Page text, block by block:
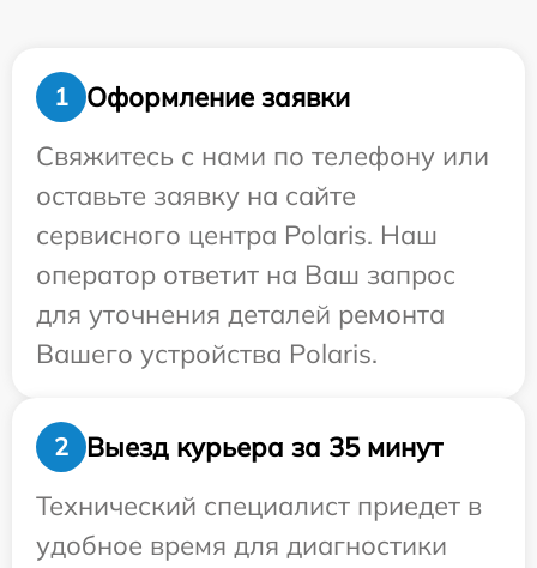
1
Оформление заявки
Свяжитесь с нами по телефону или
оставьте заявку на сайте
сервисного центра Polaris. Наш
оператор ответит на Ваш запрос
для уточнения деталей ремонта
Вашего устройства Polaris.
2
Выезд курьера за 35 минут
Технический специалист приедет в
удобное время для диагностики